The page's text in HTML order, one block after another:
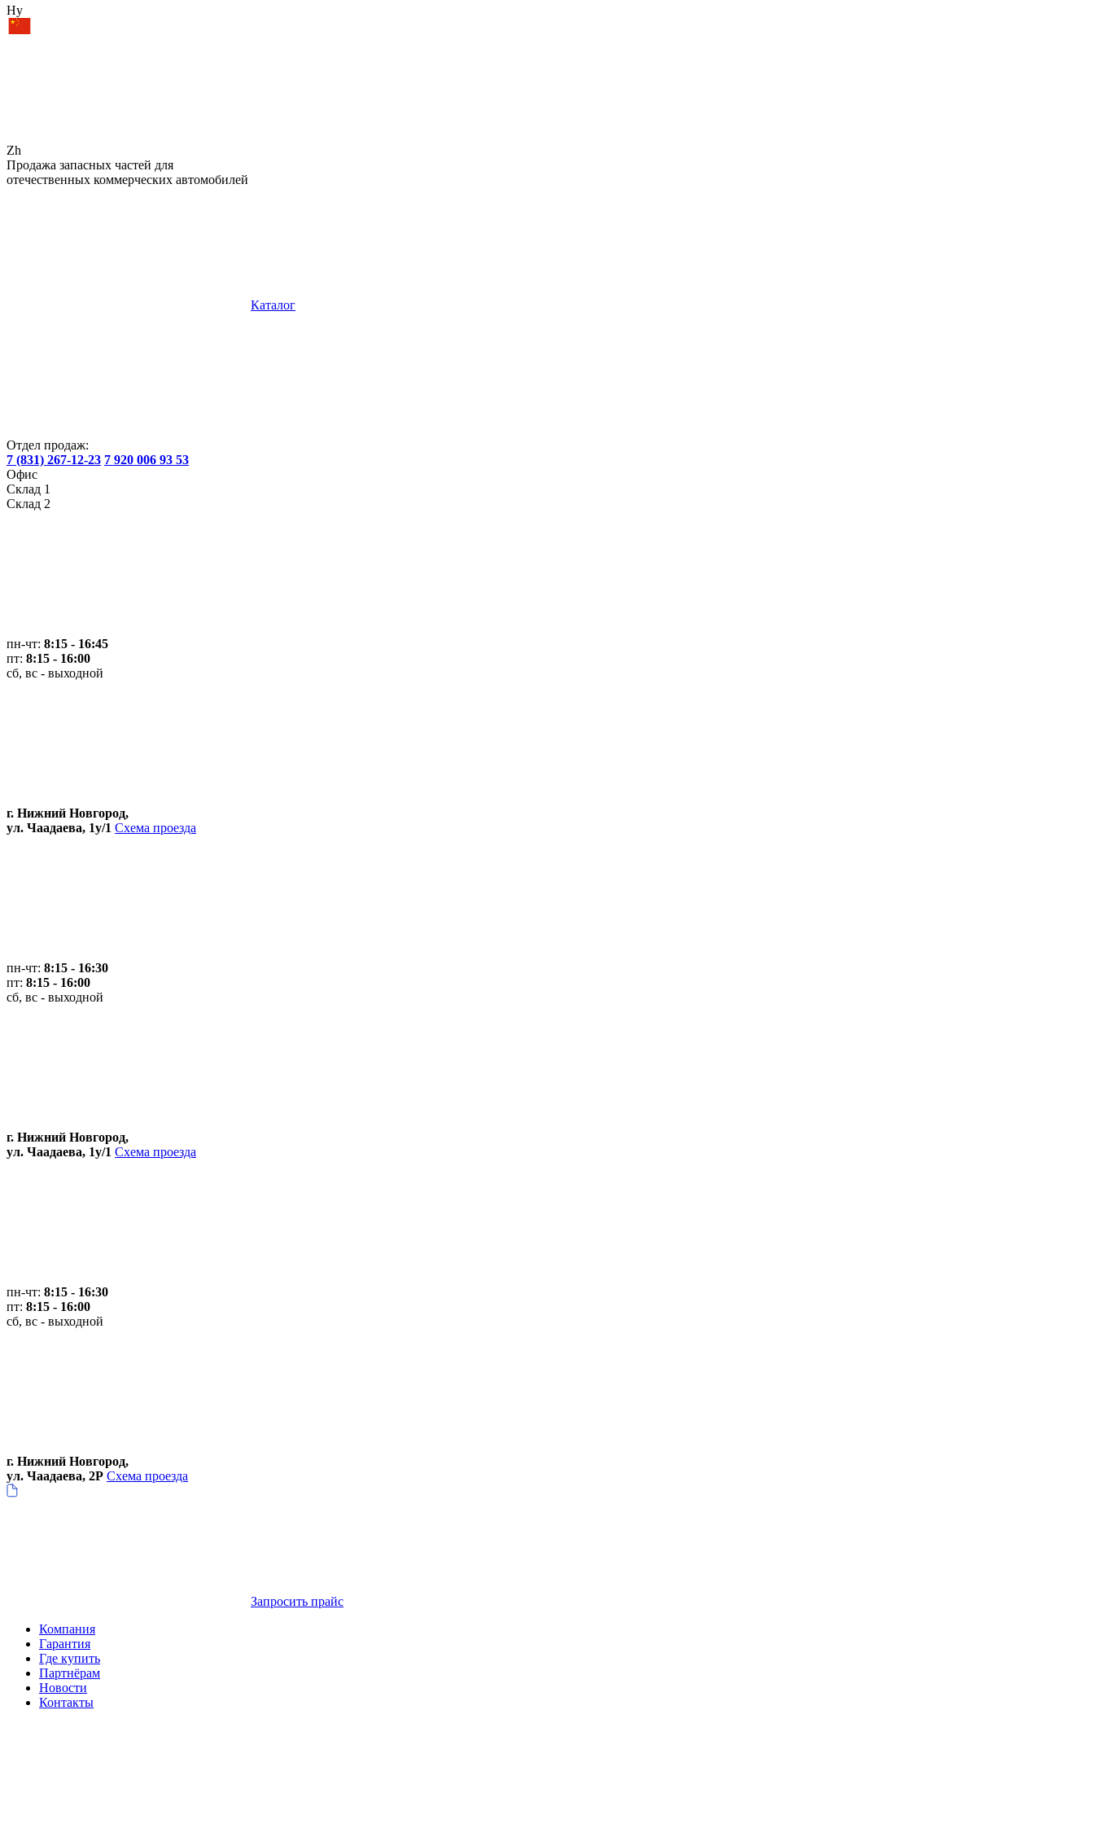
Hy
Zh
Продажа запасных частей для
отечественных коммерческих автомобилей
Каталог
Отдел продаж:
7 (831) 267-12-23 7 920 006 93 53
Офис
Склад 1
Склад 2
пн-чт: 8:15 - 16:45
пт: 8:15 - 16:00
сб, вс - выходной
г. Нижний Новгород,
ул. Чаадаева, 1у/1 Схема проезда
пн-чт: 8:15 - 16:30
пт: 8:15 - 16:00
сб, вс - выходной
г. Нижний Новгород,
ул. Чаадаева, 1у/1 Схема проезда
пн-чт: 8:15 - 16:30
пт: 8:15 - 16:00
сб, вс - выходной
г. Нижний Новгород,
ул. Чаадаева, 2Р Схема проезда
Запросить прайс
Компания
Гарантия
Где купить
Партнёрам
Новости
Контакты